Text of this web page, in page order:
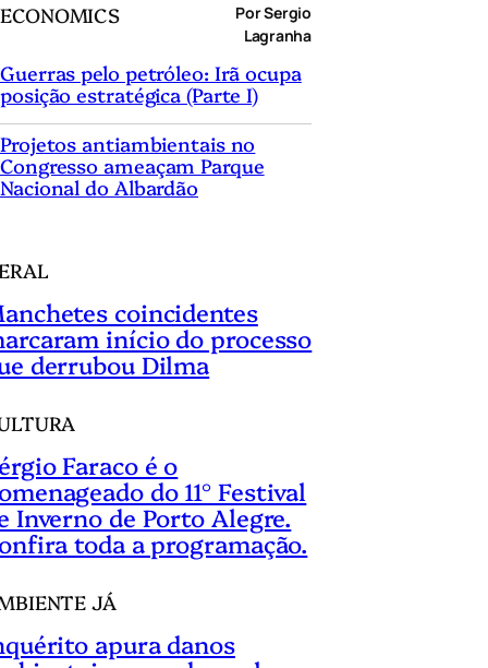
ECONOMICS
Por Sergio
Lagranha
Guerras pelo petróleo: Irã ocupa
posição estratégica (Parte I)
Projetos antiambientais no
Congresso ameaçam Parque
Nacional do Albardão
coincidentes
início do processo
derrubou Dilma
Faraco é o
do 11° Festival
Inverno de Porto Alegre.
toda a programação.
JÁ
apura danos